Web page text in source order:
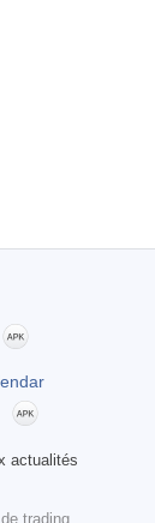
actualités
trading